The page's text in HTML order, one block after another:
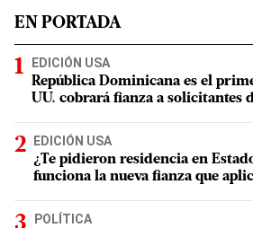
EN PORTADA
EDICIÓN USA
República Dominicana es el
UU. cobrará fianza a solicitantes
EDICIÓN USA
¿Te pidieron residencia en
funciona la nueva fianza que
POLÍTICA